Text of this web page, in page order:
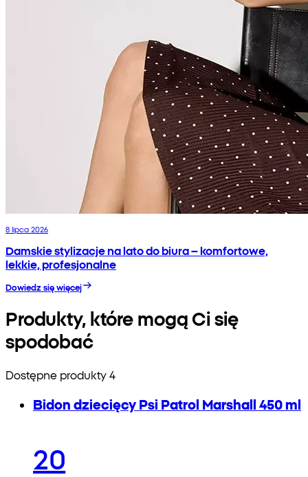
8 lipca 2026
Damskie stylizacje na lato do biura – komfortowe,
lekkie, profesjonalne
Dowiedz się więcej
Produkty, które mogą Ci się
spodobać
Dostępne produkty 4
Bidon dziecięcy Psi Patrol Marshall 450 ml
20